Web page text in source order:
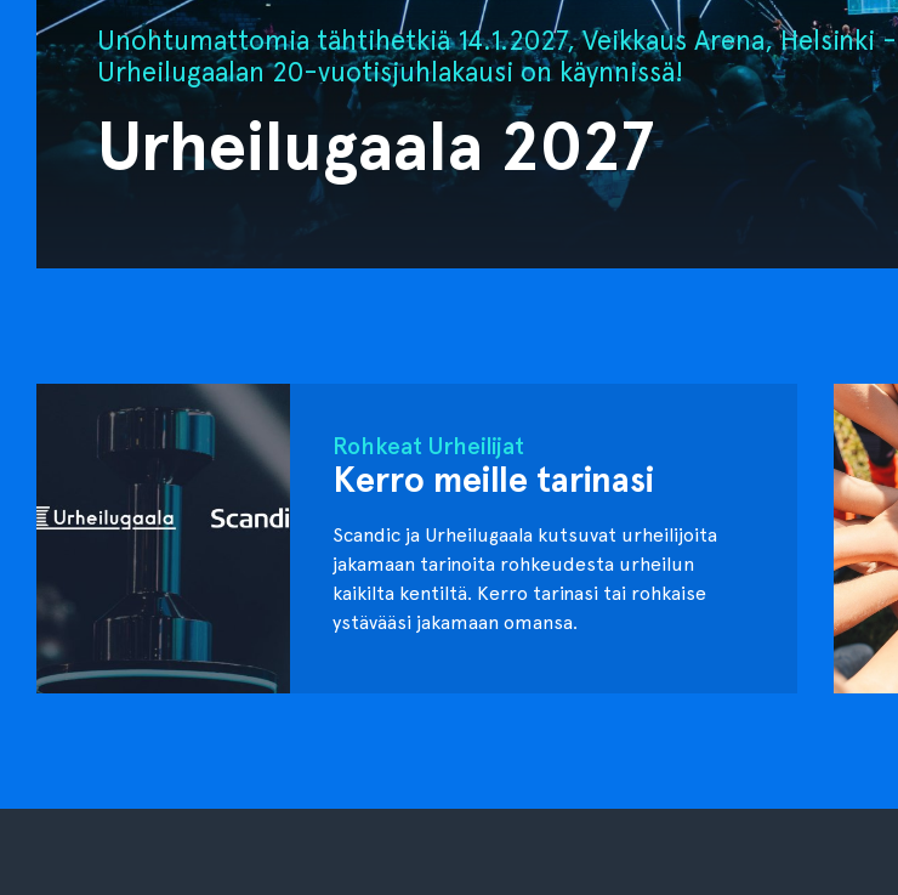
Unohtumattomia tähtihetkiä 14.1.2027, Veikkaus Arena, Helsinki -
Urheilugaalan 20-vuotisjuhlakausi on käynnissä!
Urheilugaala 2027
Rohkeat Urheilijat
Kerro meille tarinasi
Scandic ja Urheilugaala kutsuvat urheilijoita
jakamaan tarinoita rohkeudesta urheilun
kaikilta kentiltä. Kerro tarinasi tai rohkaise
ystävääsi jakamaan omansa.